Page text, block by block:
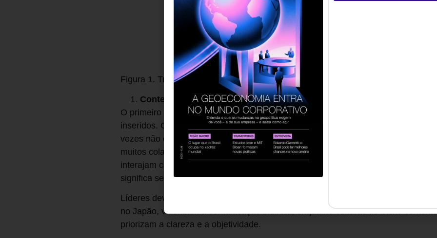
Figura 1. Triângulo Cultural.
Contexto Cultural:
O primeiro vértice do triângulo cultural é ocontexto
, ou seja, o ambiente cultural
inseridos. Cada cultura é como umoceano invisível
que influencia nossas
vezes não estejamos cientes disso. Assim como um peixe raramente percebe a
muitos colaboradores podem não notar as normas culturais que regem suas
interajam com alguém de uma cultura diferente. Em uma organização,
significa ser capaz de decifrar as regras explícitas e implícitas que guiam o
Líderes devem compreender que normas e valores variam amplamente.
no Japão, valorizam a comunicação indireta, enquanto culturas de baixo
priorizam a clareza e a objetividade.